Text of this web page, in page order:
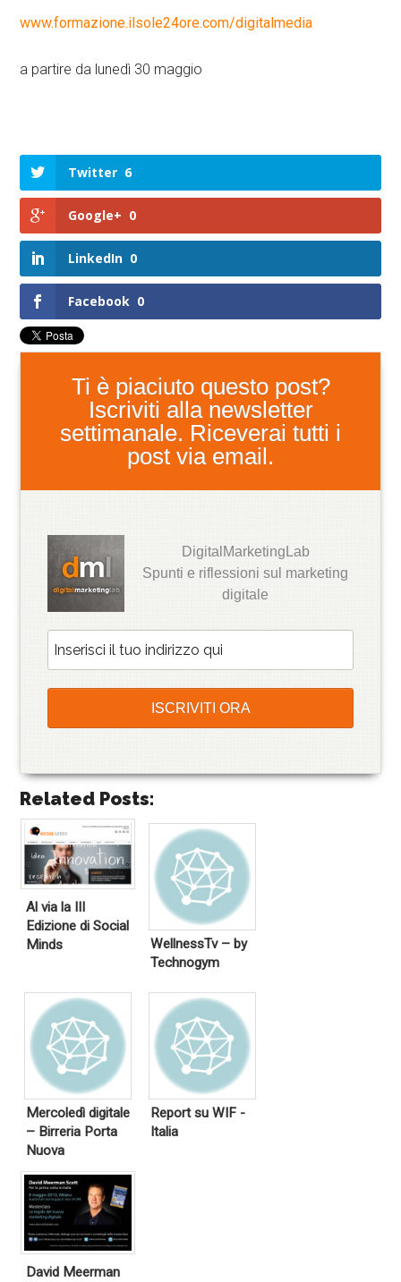
www.formazione.ilsole24ore.com/digitalmedia
a partire da lunedì 30 maggio
Twitter 6
Google+ 0
LinkedIn 0
Facebook 0
Ti è piaciuto questo post?
Iscriviti alla newsletter
settimanale. Riceverai tutti i
post via email.
DigitalMarketingLab
Spunti e riflessioni sul marketing
digitale
Related Posts:
Al via la III
Edizione di Social
Minds
WellnessTv – by
Technogym
Mercoledì digitale
– Birreria Porta
Nuova
Report su WIF -
Italia
David Meerman